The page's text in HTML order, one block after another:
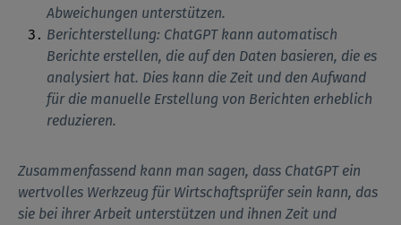
Abweichungen unterstützen.
Berichterstellung: ChatGPT kann automatisch
Berichte erstellen, die auf den Daten basieren, die es
analysiert hat. Dies kann die Zeit und den Aufwand
für die manuelle Erstellung von Berichten erheblich
reduzieren.
Zusammenfassend kann man sagen, dass ChatGPT ein
wertvolles Werkzeug für Wirtschaftsprüfer sein kann, das
sie bei ihrer Arbeit unterstützen und ihnen Zeit und